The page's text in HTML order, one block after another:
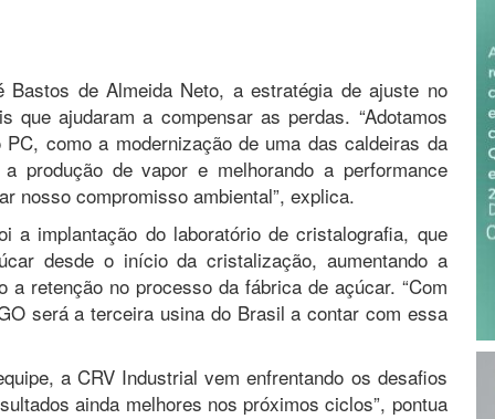
de Almeida Neto, a estratégia de ajuste no
ajudaram a compensar as perdas. “Adotamos
como a modernização de uma das caldeiras da
produção de vapor e melhorando a performance
nosso compromisso ambiental”, explica.
a implantação do laboratório de cristalografia, que
desde o início da cristalização, aumentando a
retenção no processo da fábrica de açúcar. “Com
será a terceira usina do Brasil a contar com essa
a CRV Industrial vem enfrentando os desafios
ainda melhores nos próximos ciclos”, pontua